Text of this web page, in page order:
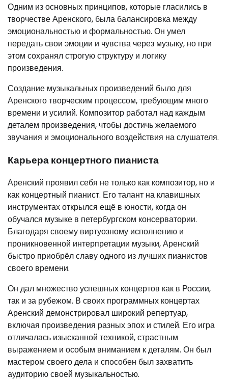
Одним из основных принципов, которые гласились в
творчестве Аренского, была балансировка между
эмоциональностью и формальностью. Он умел
передать свои эмоции и чувства через музыку, но при
этом сохранял строгую структуру и логику
произведения.
Создание музыкальных произведений было для
Аренского творческим процессом, требующим много
времени и усилий. Композитор работал над каждым
деталем произведения, чтобы достичь желаемого
звучания и эмоционального воздействия на слушателя.
Карьера концертного пианиста
Аренский проявил себя не только как композитор, но и
как концертный пианист. Его талант на клавишных
инструментах открылся ещё в юности, когда он
обучался музыке в петербургском консерватории.
Благодаря своему виртуозному исполнению и
проникновенной интерпретации музыки, Аренский
быстро приобрёл славу одного из лучших пианистов
своего времени.
Он дал множество успешных концертов как в России,
так и за рубежом. В своих программных концертах
Аренский демонстрировал широкий репертуар,
включая произведения разных эпох и стилей. Его игра
отличалась изысканной техникой, страстным
выражением и особым вниманием к деталям. Он был
мастером своего дела и способен был захватить
аудиторию своей музыкальностью.